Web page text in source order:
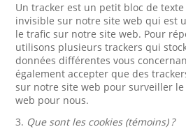
Un tracker est un petit bloc de
invisible sur notre site web qui est
le trafic sur notre site web. Pour
utilisons plusieurs trackers qui
données différentes vous
également accepter que des
sur notre site web pour surveiller
web pour nous.
3. Que sont les cookies (témoins) ?